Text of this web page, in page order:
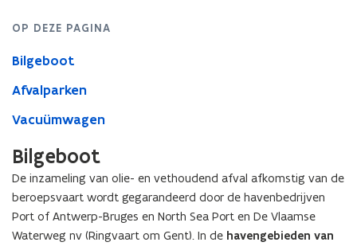
OP DEZE PAGINA
Bilgeboot
Afvalparken
Vacuümwagen
Bilgeboot
De inzameling van olie- en vethoudend afval afkomstig van de
beroepsvaart wordt gegarandeerd door de havenbedrijven
Port of Antwerp-Bruges en North Sea Port en De Vlaamse
Waterweg nv (Ringvaart om Gent). In de havengebieden van